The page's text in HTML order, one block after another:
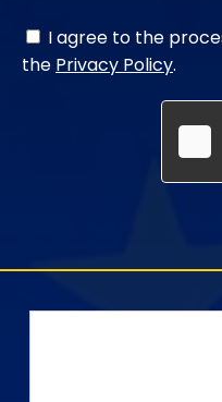
I agree to the
the Privacy Policy.